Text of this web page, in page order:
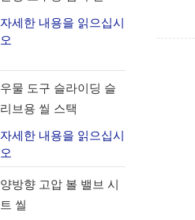
자세한 내용을 읽으십시
오
우물 도구 슬라이딩 슬
리브용 씰 스택
자세한 내용을 읽으십시
오
양방향 고압 볼 밸브 시
트 씰